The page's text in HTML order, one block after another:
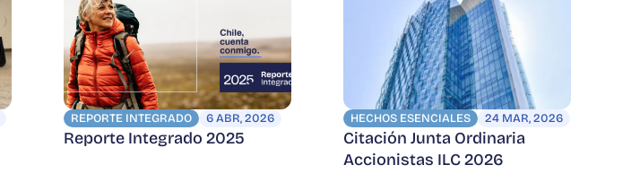
REPORTE INTEGRADO 6 ABR, 2026
Reporte Integrado 2025
HECHOS ESENCIALES 24 MAR, 2026
Citación Junta Ordinaria
Accionistas ILC 2026